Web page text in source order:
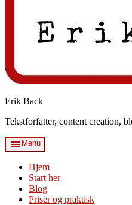
Erik Back
Tekstforfatter, content creation,
Menu
Hjem
Start her
Blog
Priser og praktisk